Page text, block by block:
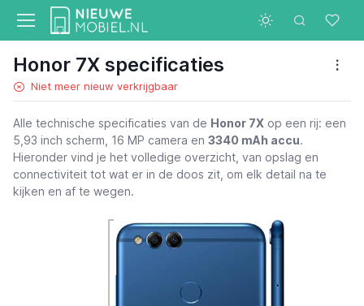
Honor 7X specificaties
Niet meer nieuw verkrijgbaar
Alle technische specificaties van de Honor 7X op een rij: een
5,93 inch scherm, 16 MP camera en 3340 mAh accu.
Hieronder vind je het volledige overzicht, van opslag en
connectiviteit tot wat er in de doos zit, om elk detail na te
kijken en af te wegen.